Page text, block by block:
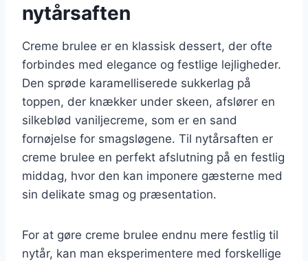
nytårsaften
Creme brulee er en klassisk dessert, der ofte
forbindes med elegance og festlige lejligheder.
Den sprøde karamelliserede sukkerlag på
toppen, der knækker under skeen, afslører en
silkeblød vaniljecreme, som er en sand
fornøjelse for smagsløgene. Til nytårsaften er
creme brulee en perfekt afslutning på en festlig
middag, hvor den kan imponere gæsterne med
sin delikate smag og præsentation.
For at gøre creme brulee endnu mere festlig til
nytår, kan man eksperimentere med forskellige